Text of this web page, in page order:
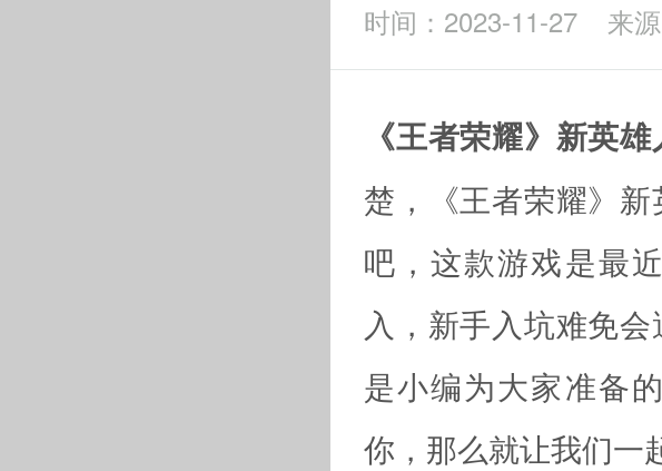
时间：2023-11-27 来
《王者荣耀》新英
楚，《王者荣耀》
吧，这款游戏是最
入，新手入坑难免
是小编为大家准备
你，那么就让我们一